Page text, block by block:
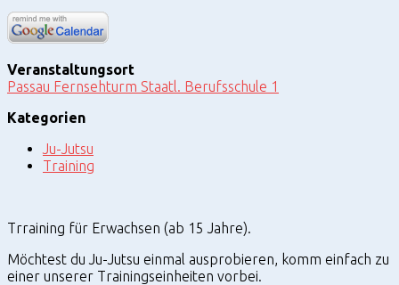
Veranstaltungsort
Passau Fernsehturm Staatl. Berufsschule 1
Kategorien
Ju-Jutsu
Training
Trraining für Erwachsen (ab 15 Jahre).
Möchtest du Ju-Jutsu einmal ausprobieren, komm einfach zu
einer unserer Trainingseinheiten vorbei.